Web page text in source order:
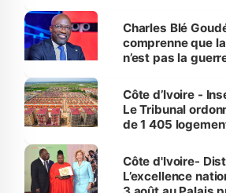
Charles Blé
comprenne que
n’est pas la
Côte d’Ivoire -
Le Tribunal
de 1 405
Bassam
Côte d'Ivoire-
L’excellence